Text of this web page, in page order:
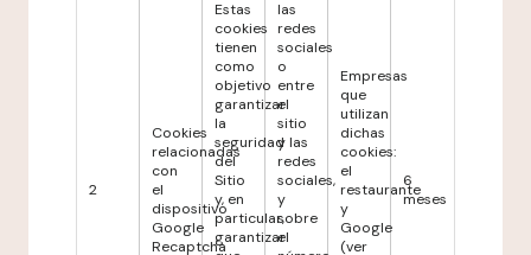
2
Cookies
relacionadas
con
el
dispositivo
Google
Recaptcha
Estas
cookies
tienen
como
objetivo
garantizar
la
seguridad
del
Sitio
y, en
particular,
garantizar
las
redes
sociales
o
entre
el
sitio
y las
redes
sociales,
y
sobre
el
Empresas
que
utilizan
dichas
cookies:
el
restaurante
y
Google
(ver
6
meses